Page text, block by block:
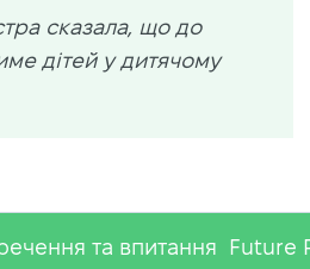
сказала, що до
дітей у дитячому
та впитання Future